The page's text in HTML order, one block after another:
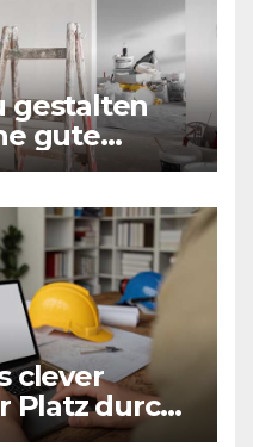
gestalten
gute
Sanierung
clever
Platz durch